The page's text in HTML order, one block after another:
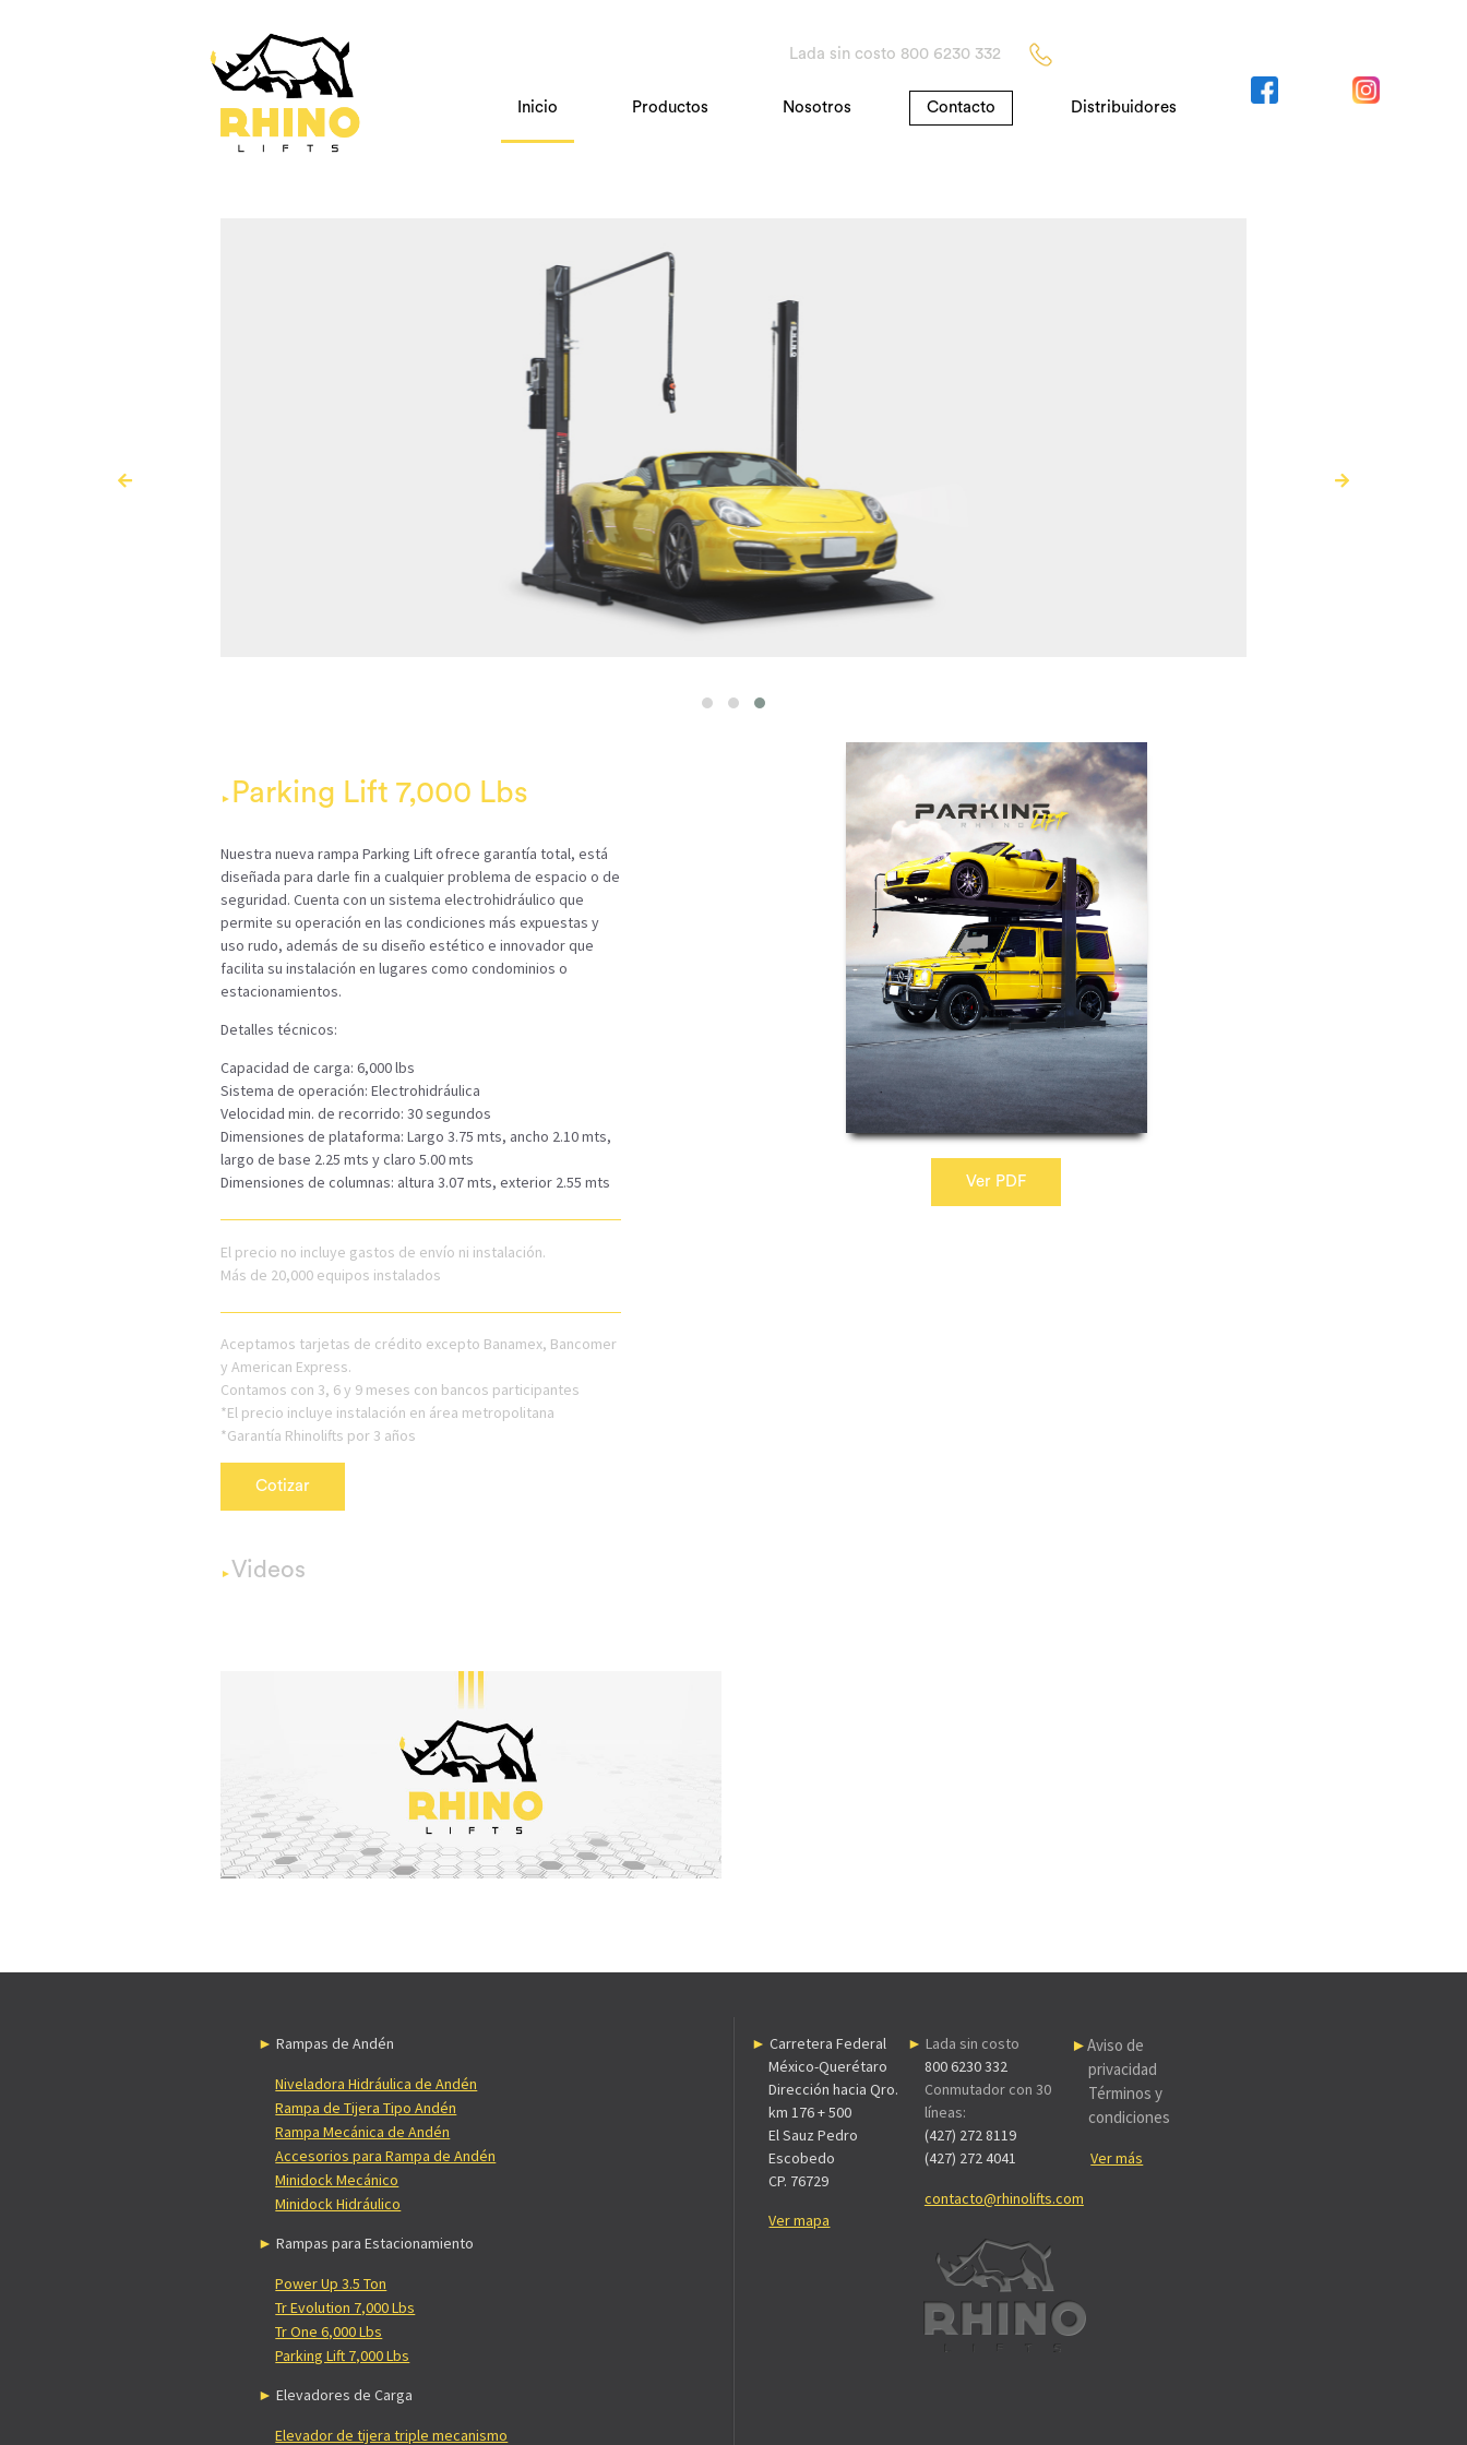
Lada sin costo 800 6230 332
Inicio Productos Nosotros Contacto Distribuidores
Parking Lift 7,000 Lbs
Nuestra nueva rampa Parking Lift ofrece garantía total, está
diseñada para darle fin a cualquier problema de espacio o de
seguridad. Cuenta con un sistema electrohidráulico que
permite su operación en las condiciones más expuestas y
uso rudo, además de su diseño estético e innovador que
facilita su instalación en lugares como condominios o
estacionamientos.
Detalles técnicos:
Capacidad de carga: 6,000 lbs
Sistema de operación: Electrohidráulica
Velocidad min. de recorrido: 30 segundos
Dimensiones de plataforma: Largo 3.75 mts, ancho 2.10 mts,
largo de base 2.25 mts y claro 5.00 mts
Dimensiones de columnas: altura 3.07 mts, exterior 2.55 mts
El precio no incluye gastos de envío ni instalación.
Más de 20,000 equipos instalados
Aceptamos tarjetas de crédito excepto Banamex, Bancomer
y American Express.
Contamos con 3, 6 y 9 meses con bancos participantes
*El precio incluye instalación en área metropolitana
*Garantía Rhinolifts por 3 años
Cotizar
Ver PDF
Videos
Rampas de Andén
Niveladora Hidráulica de Andén
Rampa de Tijera Tipo Andén
Rampa Mecánica de Andén
Accesorios para Rampa de Andén
Minidock Mecánico
Minidock Hidráulico
Rampas para Estacionamiento
Power Up 3.5 Ton
Tr Evolution 7,000 Lbs
Tr One 6,000 Lbs
Parking Lift 7,000 Lbs
Elevadores de Carga
Elevador de tijera triple mecanismo
Carretera Federal
México-Querétaro
Dirección hacia Qro.
km 176 + 500
El Sauz Pedro
Escobedo
CP. 76729
Ver mapa
Lada sin costo
800 6230 332
Conmutador con 30
líneas:
(427) 272 8119
(427) 272 4041
contacto@rhinolifts.com
Aviso de
privacidad
Términos y
condiciones
Ver más